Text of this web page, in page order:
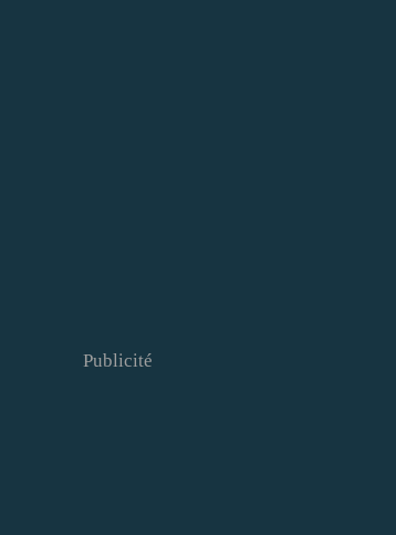
Publicité